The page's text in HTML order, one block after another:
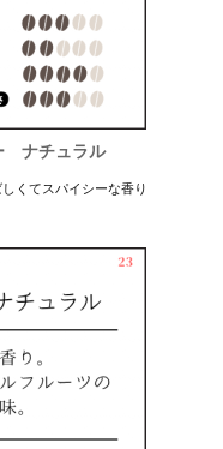
ナチュラル
くてスパイシーな香り